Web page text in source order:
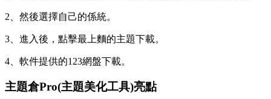
2、然後選擇自己的係統。
3、進入後，點擊最上麵的主題下載。
4、軟件提供的123網盤下載。
主題倉Pro(主題美化工具)亮點